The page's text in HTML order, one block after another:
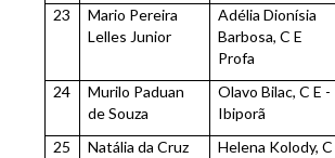
23
Mario Pereira
Lelles Junior
Adélia Dionísia
Barbosa, C E
Profa
24
Murilo Paduan
de Souza
Olavo Bilac, C E -
Ibiporã
25 Natália da Cruz
Helena Kolody, C